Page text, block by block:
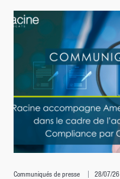
Communiqués de presse 28/07/26